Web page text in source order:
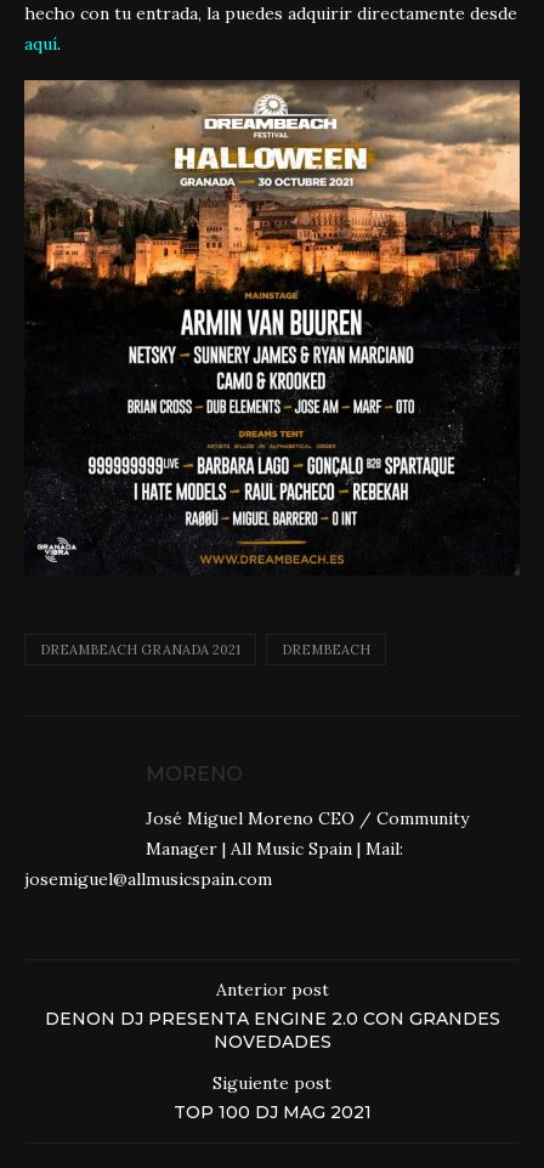
hecho con tu entrada, la puedes adquirir directamente desde
aquí.
DREAMBEACH GRANADA 2021 DREMBEACH
MORENO
José Miguel Moreno CEO / Community
Manager | All Music Spain | Mail:
josemiguel@allmusicspain.com
Anterior post
DENON DJ PRESENTA ENGINE 2.0 CON GRANDES
NOVEDADES
Siguiente post
TOP 100 DJ MAG 2021